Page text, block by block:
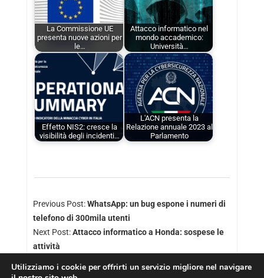
La Commissione UE
presenta nuove azioni per
le…
Attacco informatico nel
mondo accademico:
Università…
Effetto NIS2: cresce la
visibilità degli incidenti…
L'ACN presenta la
Relazione annuale 2023 al
Parlamento
Previous Post:WhatsApp: un bug espone i numeri di
telefono di 300mila utenti
Next Post:Attacco informatico a Honda: sospese le
attività
Utilizziamo i cookie per offrirti un servizio migliore nel navigare